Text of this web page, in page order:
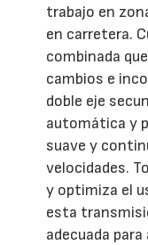
trabajo en
en carretera.
combinada
cambios e
doble eje
automática y
suave y
velocidades.
y optimiza el
esta
adecuada